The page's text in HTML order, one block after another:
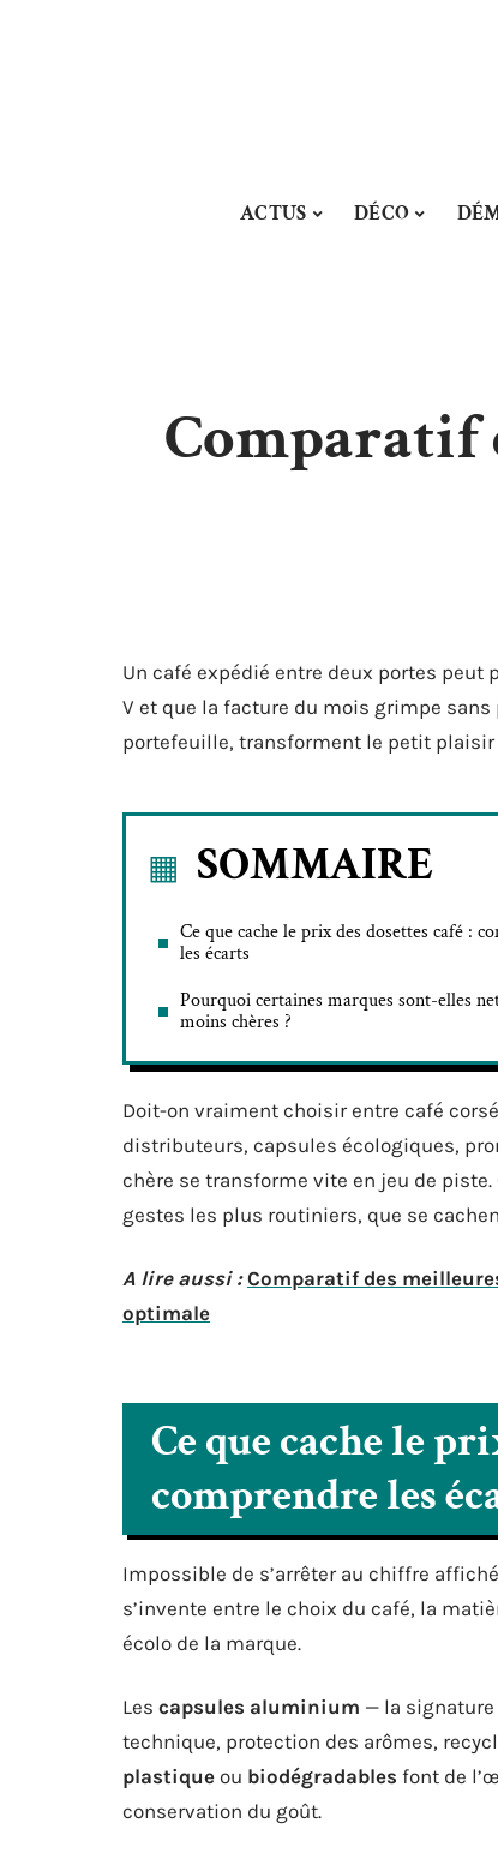
ACTUS DÉCO
Comparatif
Un café expédié entre deux portes peut
V et que la facture du mois grimpe
portefeuille, transforment le petit
SOMMAIRE
Ce que cache le prix des dosettes café :
les écarts
Pourquoi certaines marques sont-elles
moins chères ?
Doit-on vraiment choisir entre café
distributeurs, capsules écologiques,
chère se transforme vite en jeu de
gestes les plus routiniers, que se
A lire aussi : Comparatif des
optimale
Ce que cache le
comprendre les
Impossible de s’arrêter au chiffre
s’invente entre le choix du café, la
écolo de la marque.
Les capsules aluminium — la
technique, protection des arômes,
plastique ou biodégradables font de
conservation du goût.